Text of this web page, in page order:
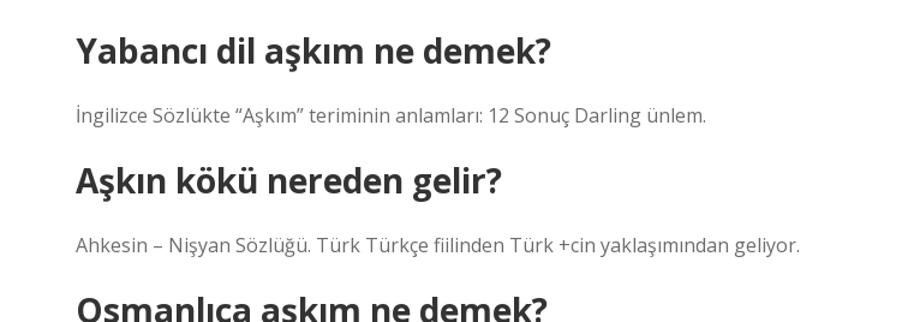
Yabancı dil aşkım ne demek?
İngilizce Sözlükte “Aşkım” teriminin anlamları: 12 Sonuç Darling ünlem.
Aşkın kökü nereden gelir?
Ahkesin – Nişyan Sözlüğü. Türk Türkçe fiilinden Türk +cin yaklaşımından geliyor.
Osmanlıca aşkım ne demek?